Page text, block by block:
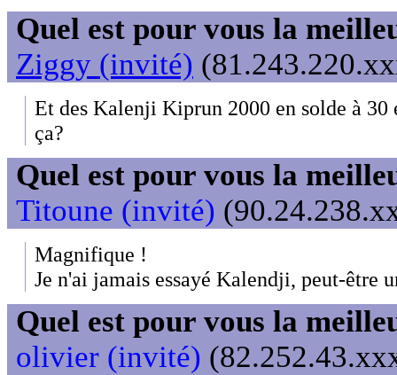
Quel est pour vous la
Ziggy (invité)
Et des Kalenji Kiprun 2000 en solde à 30
ça?
Quel est pour vous la
Titoune (invité)
Magnifique !
Je n'ai jamais essayé Kalendji, peut-être
Quel est pour vous la
olivier (invité)